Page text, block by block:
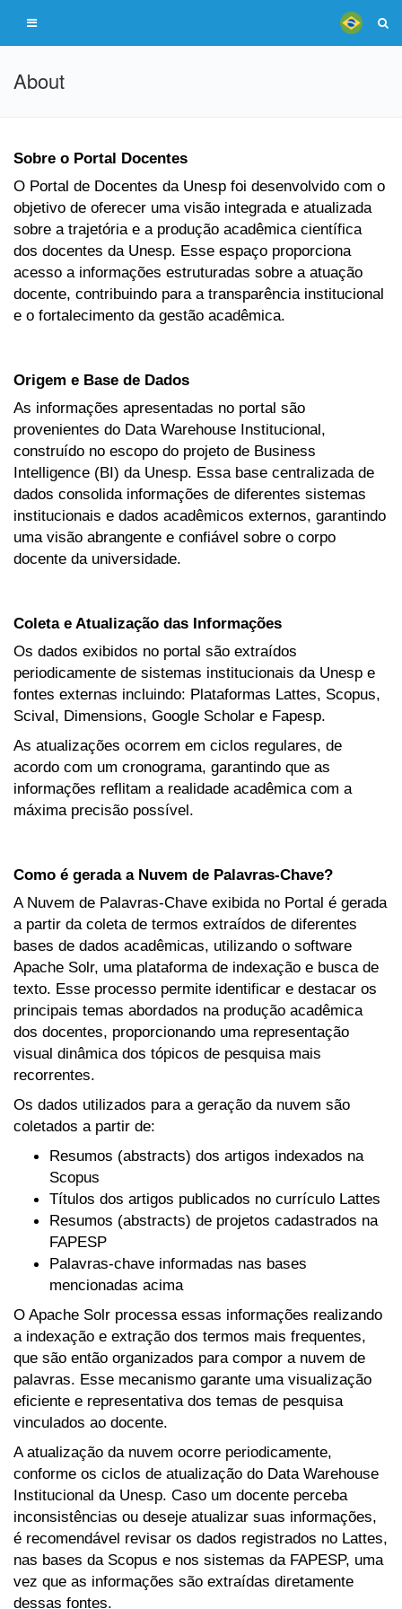
About
Sobre o Portal Docentes
O Portal de Docentes da Unesp foi desenvolvido com o
objetivo de oferecer uma visão integrada e atualizada
sobre a trajetória e a produção acadêmica científica
dos docentes da Unesp. Esse espaço proporciona
acesso a informações estruturadas sobre a atuação
docente, contribuindo para a transparência institucional
e o fortalecimento da gestão acadêmica.
Origem e Base de Dados
As informações apresentadas no portal são
provenientes do Data Warehouse Institucional,
construído no escopo do projeto de Business
Intelligence (BI) da Unesp. Essa base centralizada de
dados consolida informações de diferentes sistemas
institucionais e dados acadêmicos externos, garantindo
uma visão abrangente e confiável sobre o corpo
docente da universidade.
Coleta e Atualização das Informações
Os dados exibidos no portal são extraídos
periodicamente de sistemas institucionais da Unesp e
fontes externas incluindo: Plataformas Lattes, Scopus,
Scival, Dimensions, Google Scholar e Fapesp.
As atualizações ocorrem em ciclos regulares, de
acordo com um cronograma, garantindo que as
informações reflitam a realidade acadêmica com a
máxima precisão possível.
Como é gerada a Nuvem de Palavras-Chave?
A Nuvem de Palavras-Chave exibida no Portal é gerada
a partir da coleta de termos extraídos de diferentes
bases de dados acadêmicas, utilizando o software
Apache Solr, uma plataforma de indexação e busca de
texto. Esse processo permite identificar e destacar os
principais temas abordados na produção acadêmica
dos docentes, proporcionando uma representação
visual dinâmica dos tópicos de pesquisa mais
recorrentes.
Os dados utilizados para a geração da nuvem são
coletados a partir de:
Resumos (abstracts) dos artigos indexados na
Scopus
Títulos dos artigos publicados no currículo Lattes
Resumos (abstracts) de projetos cadastrados na
FAPESP
Palavras-chave informadas nas bases
mencionadas acima
O Apache Solr processa essas informações realizando
a indexação e extração dos termos mais frequentes,
que são então organizados para compor a nuvem de
palavras. Esse mecanismo garante uma visualização
eficiente e representativa dos temas de pesquisa
vinculados ao docente.
A atualização da nuvem ocorre periodicamente,
conforme os ciclos de atualização do Data Warehouse
Institucional da Unesp. Caso um docente perceba
inconsistências ou deseje atualizar suas informações,
é recomendável revisar os dados registrados no Lattes,
nas bases da Scopus e nos sistemas da FAPESP, uma
vez que as informações são extraídas diretamente
dessas fontes.